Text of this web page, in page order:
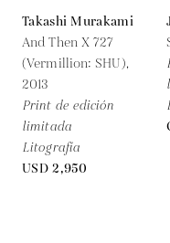
Takashi Murakami
And Then X 727
(Vermillion: SHU),
2013
Print de edición
limitada
Litografía
USD 2,950